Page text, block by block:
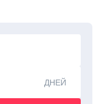
ДНЕЙ